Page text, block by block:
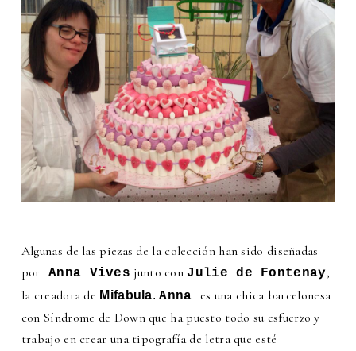
Algunas de las piezas de la colección han sido diseñadas
por Anna Vives junto con Julie de Fontenay,
la creadora de Mifabula.Anna es una chica barcelonesa
con Síndrome de Down que ha puesto todo su esfuerzo y
trabajo en crear una tipografía de letra que esté